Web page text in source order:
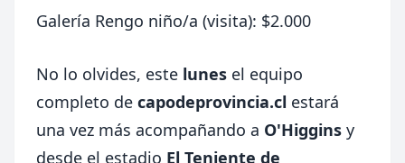
Galería Rengo niño/a (visita): $2.000
No lo olvides, este lunes el equipo
completo de capodeprovincia.cl estará
una vez más acompañando a O'Higgins y
desde el estadio El Teniente de